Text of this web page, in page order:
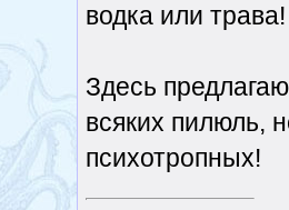
водка или трава!
Здесь
всяких пилюль,
психотропных!